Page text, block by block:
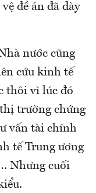
đề án đã dày
nước cũng
cứu kinh tế
thôi vì lúc đó
trường chứng
vấn tài chính
tế Trung ương
Nhưng cuối